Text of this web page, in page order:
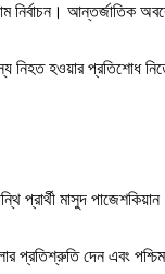
নির্বাচন। আন্তর্জাতিক
নিহত হওয়ার প্রতিশোধ
প্রার্থী মাসুদ
প্রতিশ্রুতি দেন এবং